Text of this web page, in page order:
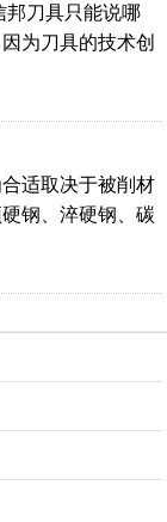
邦刀具只能说哪
为刀具的技术创
适取决于被削材
钢、淬硬钢、碳